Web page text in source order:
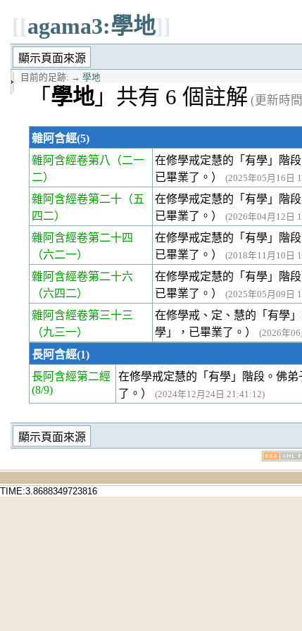
[[agama3:學地]]
目前的足跡: → 學地
「 學地」共有 6 個註解 (更新時
雜阿含經(5)
雜阿含經卷第八
（二一
二）
在修學戒定慧的「有學」階
已畢業了。）
(2025年05月16日
雜阿含經卷第二十 （五
四二）
在修學戒定慧的「有學」階
已畢業了。）
(2026年04月12日
雜阿含經卷第二十四
（六二一）
在修學戒定慧的「有學」階
已畢業了。）
(2018年11月10日
雜阿含經卷第二十六
（六四二）
在修學戒定慧的「有學」階
已畢業了。）
(2025年05月09日
雜阿含經卷第三十三
（九三一）
在修學戒、定、慧的「有學
學」，已畢業了。）
(2026年
長阿含經(1)
長阿含經第二經
(8/9)
在修學戒定慧的「有學」階段。佛
了。）
(2024年12月24日 21:41:12)
TIME:3.8688349723816